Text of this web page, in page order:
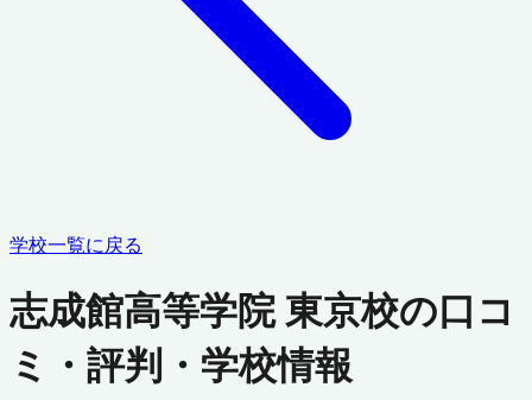
学校一覧に戻る
志成館高等学院 東京校の口コ
ミ・評判・学校情報